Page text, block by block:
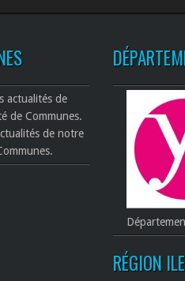
de notre
RÉGION